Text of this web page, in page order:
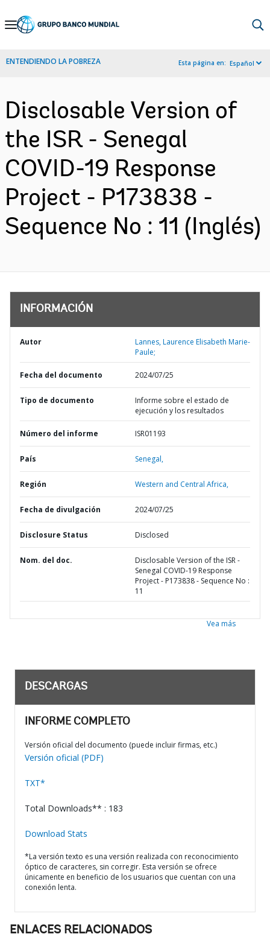
Skip
Navigation
ENTENDIENDO LA POBREZA Esta página en: Español
Disclosable Version of
the ISR - Senegal
COVID-19 Response
Project - P173838 -
Sequence No : 11 (Inglés)
INFORMACIÓN
Autor
Lannes, Laurence Elisabeth Marie-
Paule;
Fecha del documento 2024/07/25
Tipo de documento
Informe sobre el estado de
ejecución y los resultados
Número del informe ISR01193
País Senegal,
Región Western and Central Africa,
Fecha de divulgación 2024/07/25
Disclosure Status Disclosed
Nom. del doc.
Disclosable Version of the ISR -
Senegal COVID-19 Response
Project - P173838 - Sequence No :
11
Vea más
DESCARGAS
INFORME COMPLETO
Versión oficial del documento (puede incluir firmas, etc.)
Versión oficial (PDF)
TXT*
Total Downloads** : 183
Download Stats
*La versión texto es una versión realizada con reconocimiento
óptico de caracteres, sin corregir. Esta versión se ofrece
únicamente en beneficio de los usuarios que cuentan con una
conexión lenta.
ENLACES RELACIONADOS